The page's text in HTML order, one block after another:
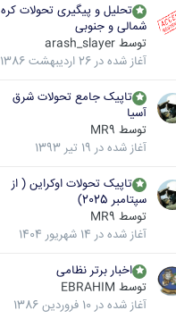
تحلیل و پیگیری تحولات کره
شمالی و جنوبی
توسط arash_slayer
آغاز شده در 26 اردیبهشت 1386
تاپیک جامع تحولات شرق
آسیا
توسط MR9
آغاز شده در 19 تیر 1393
تاپیک تحولات اوکراین ( از
سپتامبر 2025)
توسط MR9
آغاز شده در 14 شهریور 1404
اخبار برتر نظامی
توسط EBRAHIM
آغاز شده در 10 فروردین 1386